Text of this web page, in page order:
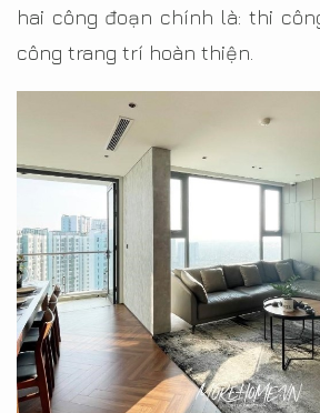
hai công đoạn chính là: thi
công trang trí hoàn thiện.